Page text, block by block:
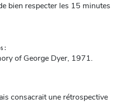
bien respecter les 15 minutes
:
of George Dyer, 1971.
consacrait une rétrospective